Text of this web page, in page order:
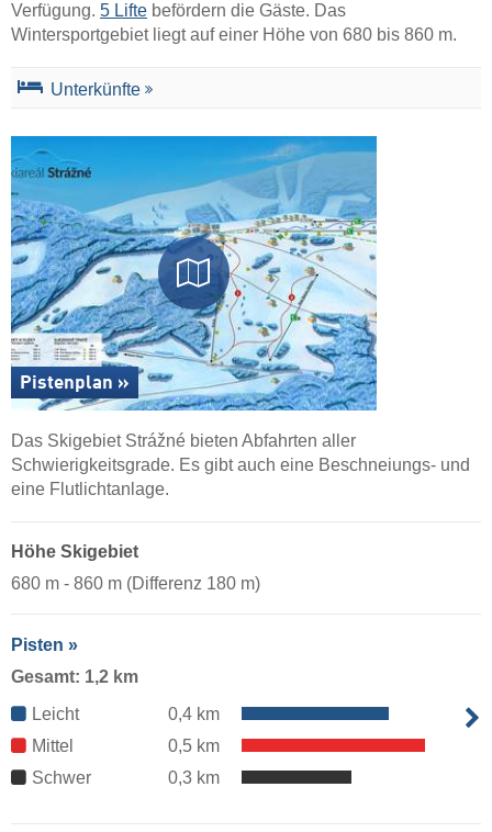
Verfügung. 5 Lifte befördern die Gäste. Das
Wintersportgebiet liegt auf einer Höhe von 680 bis 860 m.
Unterkünfte
Pistenplan »
Das Skigebiet Strážné bieten Abfahrten aller
Schwierigkeitsgrade. Es gibt auch eine Beschneiungs- und
eine Flutlichtanlage.
Höhe Skigebiet
680 m - 860 m (Differenz 180 m)
Pisten »
Gesamt: 1,2 km
Leicht
0,4 km
Mittel
0,5 km
Schwer
0,3 km